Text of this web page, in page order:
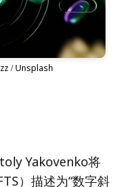
/ Unsplash
Yakovenko将
）描述为“数字斜